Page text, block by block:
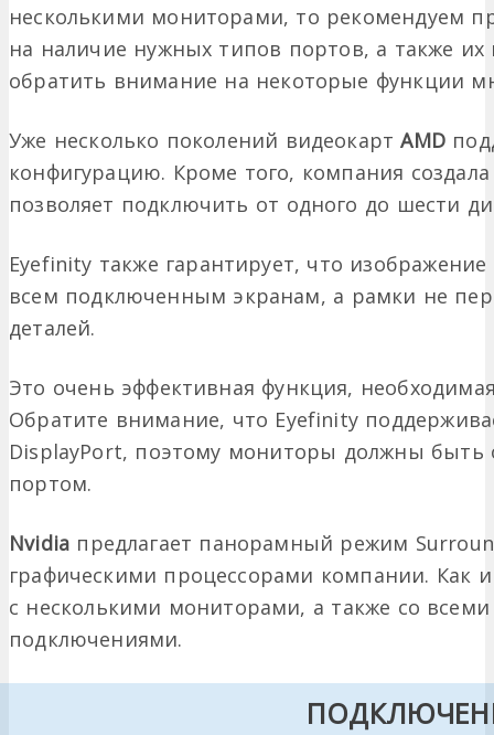
несколькими мониторами, то рекомендуем
на наличие нужных типов портов, а также их
обратить внимание на некоторые функции
Уже несколько поколений видеокартAMD
конфигурацию. Кроме того, компания
позволяет подключить от одного до шести
Eyefinity также гарантирует, что
всем подключенным экранам, а рамки не
деталей.
Это очень эффективная функция,
Обратите внимание, что Eyefinity
DisplayPort, поэтому мониторы должны
портом.
Nvidia предлагает панорамный режим
графическими процессорами компании. Как
с несколькими мониторами, а также со
подключениями.